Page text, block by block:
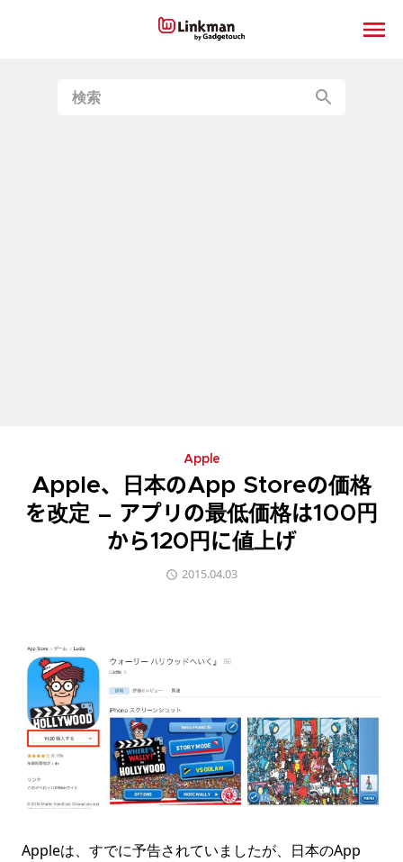
Apple
Apple、日本のApp Storeの価格
を改定 – アプリの最低価格は100円
から120円に値上げ
2015.04.03
Appleは、すでに予告されていましたが、日本のApp